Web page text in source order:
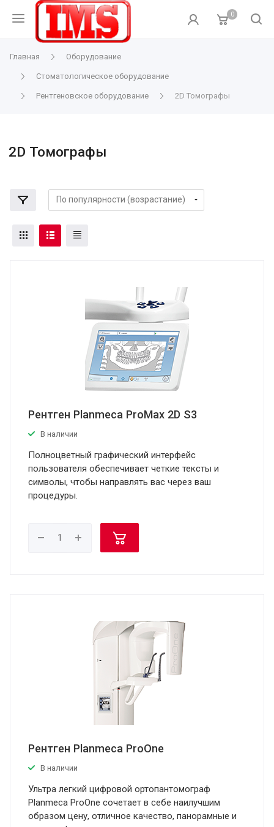
0
Главная Оборудование
Стоматологическое оборудование
Рентгеновское оборудование 2D Томографы
2D Томографы
Рентген Planmeca ProMax 2D S3
В наличии
Полноцветный графический интерфейс
пользователя обеспечивает четкие тексты и
символы, чтобы направлять вас через ваш
процедуры.
Рентген Planmeca ProOne
В наличии
Ультра легкий цифровой ортопантомограф
Planmeca ProOne сочетает в себе наилучшим
образом цену, отличное качество, панорамные и